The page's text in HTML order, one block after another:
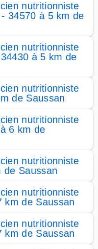
nutritionniste
34570 à 5 km de
nutritionniste
à 5 km de
nutritionniste
de Saussan
nutritionniste
6 km de
nutritionniste
de Saussan
nutritionniste
km de Saussan
nutritionniste
km de Saussan